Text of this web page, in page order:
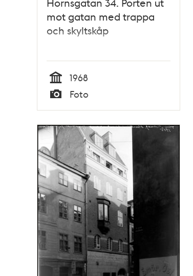
mot gatan med trappa
och skyltskåp
Tid
1968
Typ
Foto